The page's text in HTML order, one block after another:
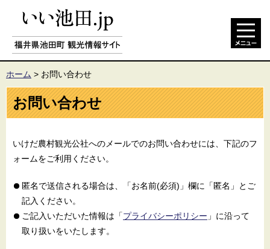
ホーム > お問い合わせ
お問い合わせ
いけだ農村観光公社へのメールでのお問い合わせには、下記のフ
ォームをご利用ください。
匿名で送信される場合は、「お名前(必須)」欄に「匿名」とご
記入ください。
ご記入いただいた情報は「プライバシーポリシー 」に沿って
取り扱いをいたします。